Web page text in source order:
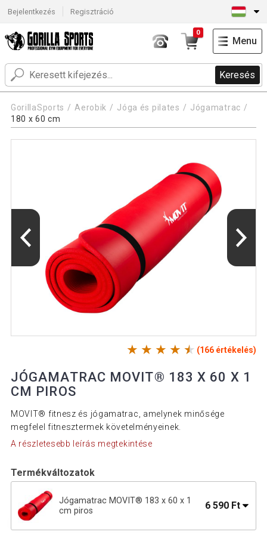
Bejelentkezés Regisztráció
Keresés
0
Menu
GorillaSports Aerobik Jóga és pilates
Jógamatrac
180 x 60 cm
(166 értékelés)
JÓGAMATRAC MOVIT® 183 X 60 X 1
CM PIROS
MOVIT® fitnesz és jógamatrac, amelynek minősége
megfelel fitnesztermek követelményeinek.
A részletesebb leírás megtekintése
Termékváltozatok
Jógamatrac MOVIT® 183 x 60 x 1
cm piros
6 590 Ft